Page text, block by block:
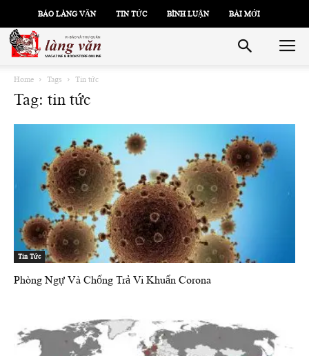
BÁO LÀNG VĂN TIN TỨC BÌNH LUẬN BÀI MỚI
Home Tags Tin tức
Tag: tin tức
Tin Tức
Phòng Ngự Và Chống Trả Vi Khuẩn Corona